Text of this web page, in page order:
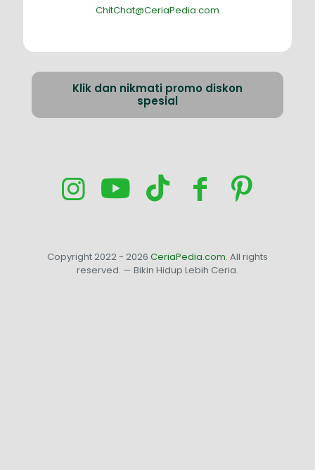
ChitChat@CeriaPedia.com
Klik dan nikmati promo diskon
spesial
Copyright 2022 - 2026 CeriaPedia.com. All rights
reserved. — Bikin Hidup Lebih Ceria.